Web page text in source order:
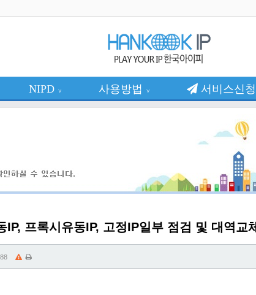
NIPD ∨ 사용방법 ∨ 서비스신청
프록시유동IP, 고정IP일부 점검 및 대역교